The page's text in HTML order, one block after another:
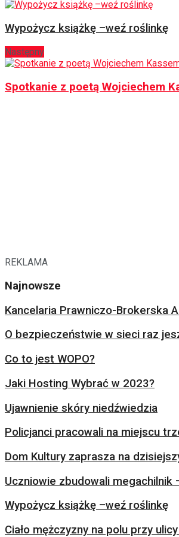
Wypożycz książkę –weź roślinkę
Następny
Spotkanie z poetą Wojciechem
REKLAMA
Najnowsze
Kancelaria Prawniczo-Brokerska
O bezpieczeństwie w sieci raz
Co to jest WOPO?
Jaki Hosting Wybrać w 2023?
Ujawnienie skóry niedźwiedzia
Policjanci pracowali na miejscu
Dom Kultury zaprasza na
Uczniowie zbudowali megachilnik
Wypożycz książkę –weź roślinkę
Ciało mężczyzny na polu przy